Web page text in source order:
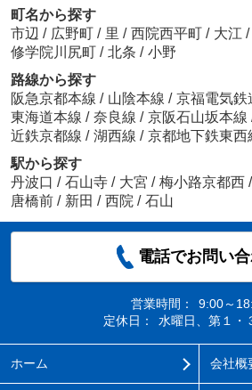
町名から探す
市辺 / 広野町 / 里 / 西院西平町 / 大江 /
修学院川尻町 / 北条 / 小野
路線から探す
阪急京都本線 / 山陰本線 / 京福電気鉄
東海道本線 / 奈良線 / 京阪石山坂本線
近鉄京都線 / 湖西線 / 京都地下鉄東西
駅から探す
丹波口 / 石山寺 / 大宮 / 梅小路京都西 /
唐橋前 / 新田 / 西院 / 石山
電話でお問い
営業時間：
9:00～
定休日：
水曜日、第１・
ホーム 会社概